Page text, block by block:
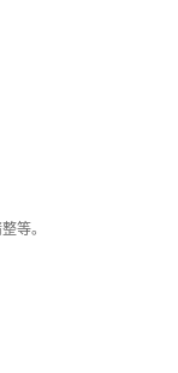
等。